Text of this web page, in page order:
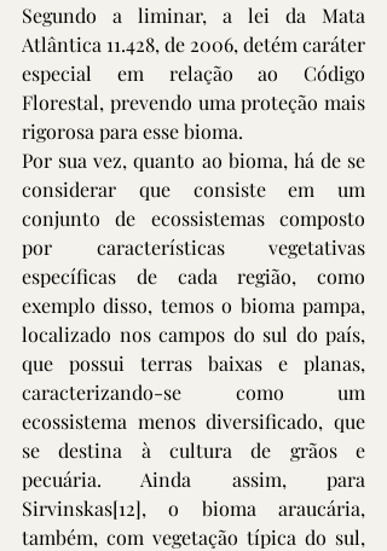
Segundo a liminar, a lei da Mata
Atlântica 11.428, de 2006, detém caráter
especial em relação ao Código
Florestal, prevendo uma proteção mais
rigorosa para esse bioma.
Por sua vez, quanto ao bioma, há de se
considerar que consiste em um
conjunto de ecossistemas composto
por características vegetativas
específicas de cada região, como
exemplo disso, temos o bioma pampa,
localizado nos campos do sul do país,
que possui terras baixas e planas,
caracterizando-se como um
ecossistema menos diversificado, que
se destina à cultura de grãos e
pecuária. Ainda assim, para
Sirvinskas[12], o bioma araucária,
também, com vegetação típica do sul,